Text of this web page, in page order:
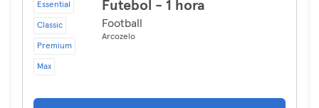
Essential
Classic
Premium
Max
Futebol - 1 hora
Football
Arcozelo